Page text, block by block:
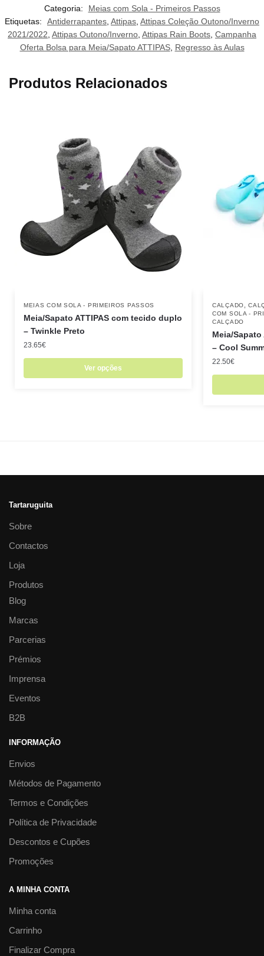
Categoria:
Meias com Sola - Primeiros Passos
Etiquetas:
Antiderrapantes Attipas Attipas Coleção Outono/Inverno
2021/2022 Attipas Outono/Inverno Attipas Rain Boots Campanha
Oferta Bolsa para Meia/Sapato ATTIPAS, Regresso às Aulas
Produtos Relacionados
MEIAS COM SOLA - PRIMEIROS PASSOS
Meia/Sapato ATTIPAS com tecido duplo
– Twinkle Preto
23.65€
Ver opções
CALÇADO ,
COM SOLA -
CALÇADO
Meia/Sapato
– Cool
22.50€
Tartaruguita
Sobre
Contactos
Loja
Produtos
Blog
Marcas
Parcerias
Prémios
Imprensa
Eventos
B2B
INFORMAÇÃO
Envios
Métodos de Pagamento
Termos e Condições
Política de Privacidade
Descontos e Cupões
Promoções
A MINHA CONTA
Minha conta
Carrinho
Finalizar Compra